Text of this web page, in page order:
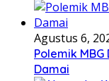
Agustus 6,
Polemik
Damai